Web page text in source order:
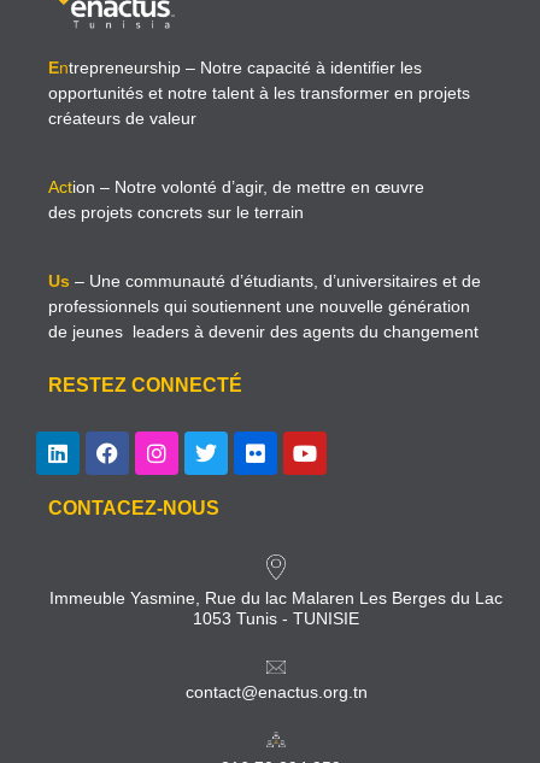
Entrepreneurship – Notre capacité à identifier les
opportunités et notre talent à les transformer en projets
créateurs de valeur
Action – Notre volonté d’agir, de mettre en œuvre
des projets concrets sur le terrain
Us – Une communauté d’étudiants, d’universitaires et de
professionnels qui soutiennent une nouvelle génération
de jeunes leaders à devenir des agents du changement
RESTEZ CONNECTÉ
CONTACEZ-NOUS
Immeuble Yasmine, Rue du lac Malaren Les Berges du Lac
1053 Tunis - TUNISIE
contact@enactus.org.tn